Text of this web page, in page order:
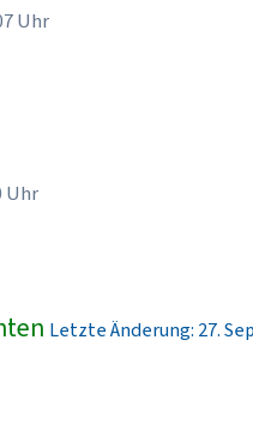
Uhr
Uhr
Letzte Änderung: 27.